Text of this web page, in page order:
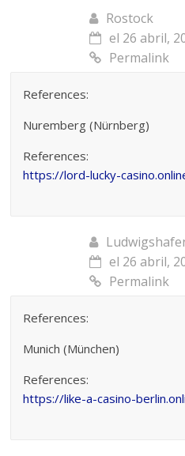
Rostock
el 26 abril,
Permalink
References:
Nuremberg (Nürnberg)
References:
https://lord-lucky-
el 26 abril,
Permalink
References:
Munich (München)
References:
https://like-a-casino-